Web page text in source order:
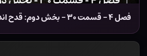
فصل ۴ – قسمت ۳۰ – بخش دوم: قدح اندیشه